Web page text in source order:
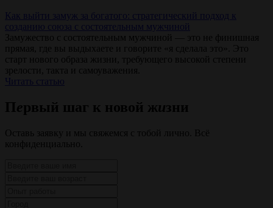
Как выйти замуж за богатого: стратегический подход к
созданию союза с состоятельным мужчиной
Замужество с состоятельным мужчиной — это не финишная
прямая, где вы выдыхаете и говорите «я сделала это». Это
старт нового образа жизни, требующего высокой степени
зрелости, такта и самоуважения.
Читать статью
Первый шаг к новой жизни
Оставь заявку и мы свяжемся с тобой лично. Всё
конфиденциально.